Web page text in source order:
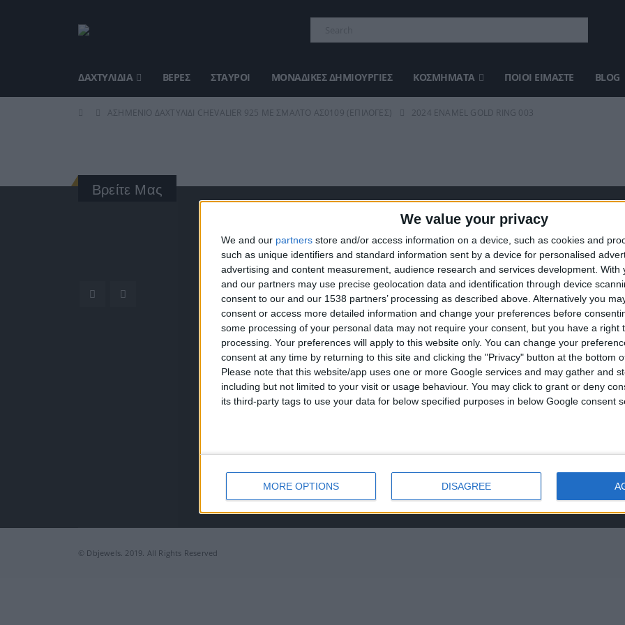
We value your privacy
We and our partners store and/or access information on a device, such as cookies and
such as unique identifiers and standard information sent by a device for personalised
advertising and content measurement, audience research and services development. With
and our partners may use precise geolocation data and identification through device
consent to our and our 1538 partners’ processing as described above. Alternatively you
consent or access more detailed information and change your preferences before
some processing of your personal data may not require your consent, but you have a right
processing. Your preferences will apply to this website only. You can change your
consent at any time by returning to this site and clicking the "Privacy" button at the bottom
Please note that this website/app uses one or more Google services and may gather and
including but not limited to your visit or usage behaviour. You may click to grant or deny
its third-party tags to use your data for below specified purposes in below Google consent
MORE OPTIONS DISAGREE
ΔΑΧΤΥΛΊΔΙΑ ΒΈΡΕΣ ΣΤΑΥΡΟΊ ΜΟΝΑΔΙΚΈΣ ΔΗΜΙΟΥΡΓΊΕΣ ΚΟΣΜΉΜΑΤΑ ΠΟΙΟΙ ΕΊΜΑΣΤΕ BLOG
ΑΣΗΜΈΝΙΟ ΔΑΧΤΥΛΊΔΙ CHEVALIER 925 ΜΕ ΣΜΆΛΤΟ ΑΣ0109 (ΕΠΙΛΟΓΈΣ) 2024 ENAMEL GOLD RING 003
Βρείτε Μας
ΓΝΩΡΊΣΤΕ ΜΑΣ
Κατασκευάζουμε κοσμήματα υψηλής
ποιότητας από το 1960
Διεύθυνση:
Ερμού 18 (1ος όροφος), Αθήνα, Ελλάδα
Τηλέφωνο:
+30 210-3237494
EMAIL:
dbjewels@otenet.gr
ΤΕΛΕΥΤΑΊΑ ΠΡΟΪΌΝΤΑ
0out of 5
434.00
price
€434.00.
€372.00
0out of 5
€843.20
RECENT PRODUCTS
© Dbjewels. 2019. All Rights Reserved